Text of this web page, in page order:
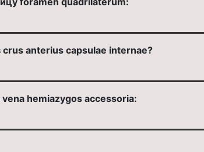
anterius capsulae internae?
hemiazygos accessoria: